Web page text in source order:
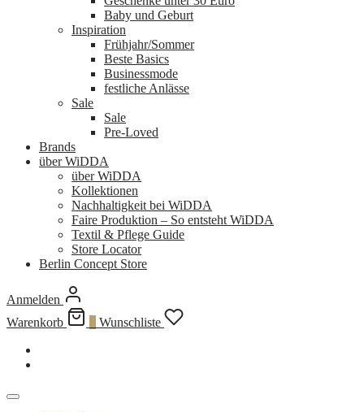
Baby und Geburt
Inspiration
Frühjahr/Sommer
Beste Basics
Businessmode
festliche Anlässe
Sale
Sale
Pre-Loved
Brands
über WiDDA
über WiDDA
Kollektionen
Nachhaltigkeit bei WiDDA
Faire Produktion – So entsteht WiDDA
Textil & Pflege Guide
Store Locator
Berlin Concept Store
Anmelden
Warenkorb
Wunschliste